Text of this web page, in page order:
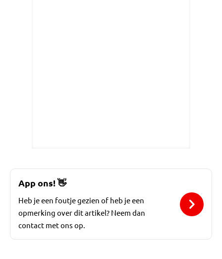
App ons!👋
Heb je een foutje gezien of heb je een
opmerking over dit artikel? Neem dan
contact met ons op.